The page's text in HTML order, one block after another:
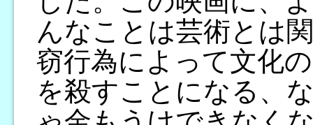
んなことは芸術とは
窃行為によって文化
を殺すことになる、